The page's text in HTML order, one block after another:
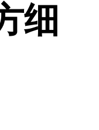
细